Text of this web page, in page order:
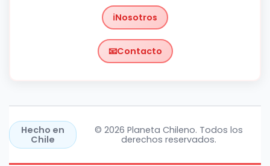
Nosotros
Contacto
Hecho en
Chile
© 2026 Planeta Chileno. Todos los
derechos reservados.